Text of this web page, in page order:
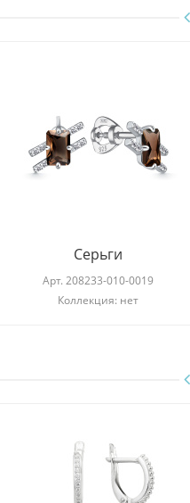
Серьги
Арт.208233-010-0019
Коллекция: нет